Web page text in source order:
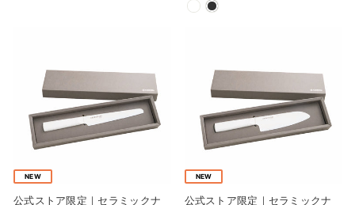
NEW
公式ストア限定｜セラミックナ
NEW
公式ストア限定｜セラミックナ